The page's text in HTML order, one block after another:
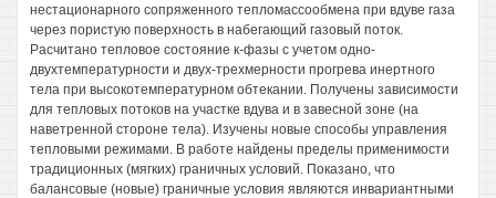
нестационарного сопряженного тепломассообмена при вдуве газа
через пористую поверхность в набегающий газовый поток.
Расчитано тепловое состояние к-фазы с учетом одно-
двухтемпературности и двух-трехмерности прогрева инертного
тела при высокотемпературном обтекании. Получены зависимости
для тепловых потоков на участке вдува и в завесной зоне (на
наветренной стороне тела). Изучены новые способы управления
тепловыми режимами. В работе найдены пределы применимости
традиционных (мягких) граничных условий. Показано, что
балансовые (новые) граничные условия являются инвариантными